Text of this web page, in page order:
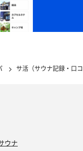
サ活（サウナ記録・口
ウナ